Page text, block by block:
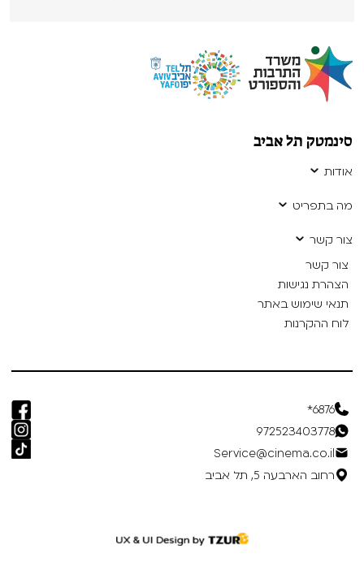
סינמטק תל אביב
אודות
מה בתפריט
צור קשר
צור קשר
הצהרת נגישות
תנאי שימוש באתר
לוח ההקרנות
6876*
972523403778
Service@cinema.co.il
רחוב הארבעה 5, תל אביב